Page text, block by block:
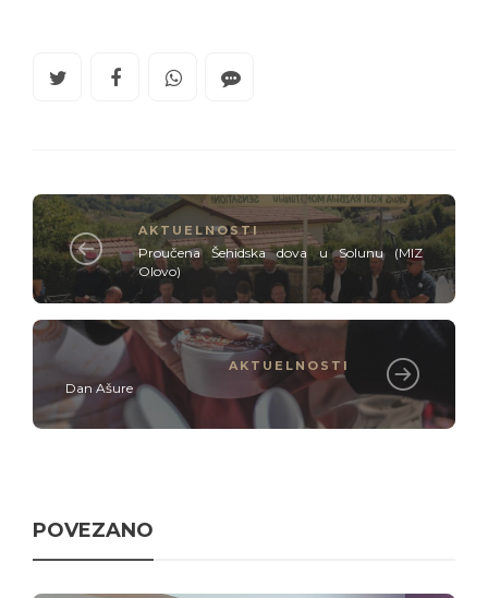
AKTUELNOSTI
Proučena Šehidska dova u Solunu (MIZ
Olovo)
AKTUELNOSTI
Dan Ašure
POVEZANO